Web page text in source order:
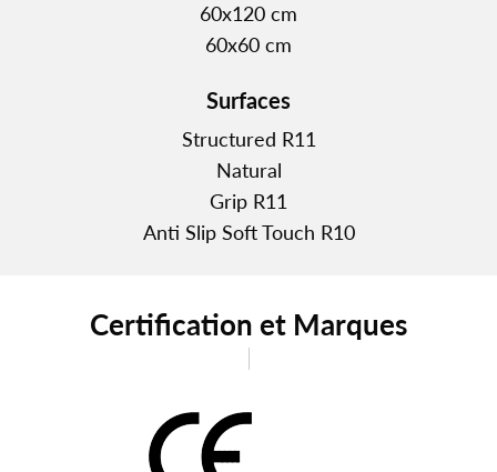
60x120 cm
60x60 cm
Surfaces
Structured R11
Natural
Grip R11
Anti Slip Soft Touch R10
Certification et Marques